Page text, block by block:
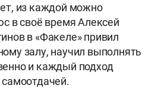
из каждой можно
в своё время Алексей
в «Факеле» привил
залу, научил выполнять
и каждый подход